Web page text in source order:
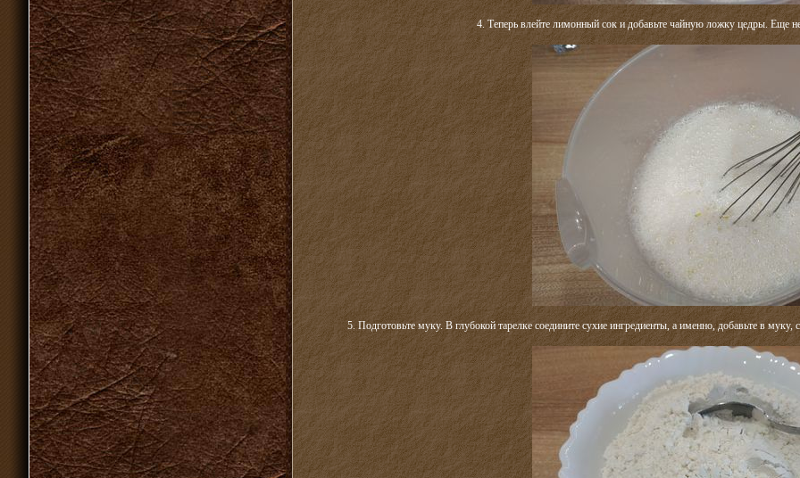
4. Теперь влейте лимонный сок и добавьте чайную ложку цедры. Еще
5. Подготовьте муку. В глубокой тарелке соедините сухие ингредиенты, а именно, добавьте в